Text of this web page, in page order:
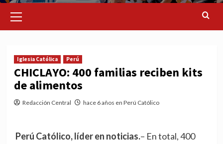
Menu
Iglesia Católica Perú
CHICLAYO: 400 familias reciben kits
de alimentos
Redacción Central hace 6 años en Perú Católico
Perú Católico, líder en noticias.– En total, 400